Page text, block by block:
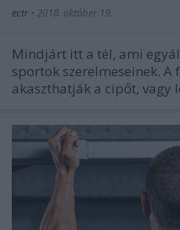
ectr • 2018. október 19.
Mindjárt itt a tél, ami
sportok szerelmeseinek.
akaszthatják a cipőt, vagy